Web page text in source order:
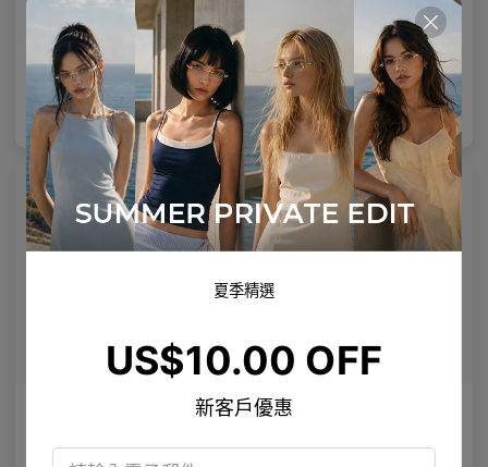
採用優質工業級鈦製成的建築矩形結構。
Colours available
US$140.00 加入購物袋
定義眼神的大膽醋酸酯框架。
Colours available
US$140.00 加入購物袋
Emblematic S 01
夏季精選
US$10.00 OFF
新客戶優惠